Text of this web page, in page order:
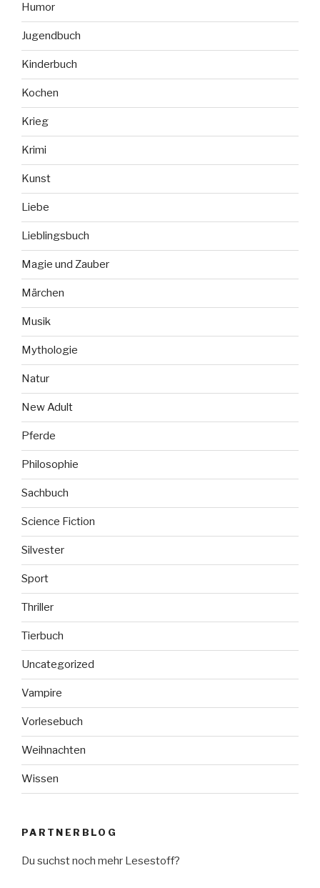
Humor
Jugendbuch
Kinderbuch
Kochen
Krieg
Krimi
Kunst
Liebe
Lieblingsbuch
Magie und Zauber
Märchen
Musik
Mythologie
Natur
New Adult
Pferde
Philosophie
Sachbuch
Science Fiction
Silvester
Sport
Thriller
Tierbuch
Uncategorized
Vampire
Vorlesebuch
Weihnachten
Wissen
PARTNERBLOG
Du suchst noch mehr Lesestoff?